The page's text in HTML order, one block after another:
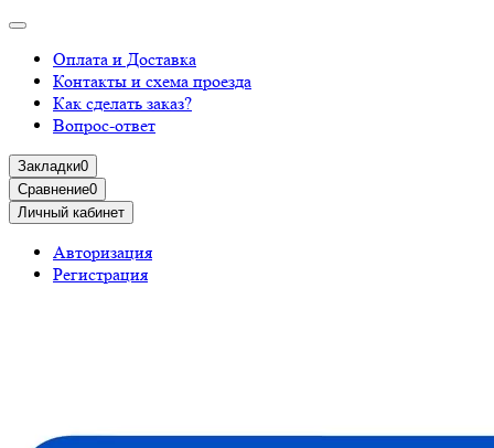
Оплата и Доставка
Контакты и схема проезда
Как сделать заказ?
Вопрос-ответ
Закладки0
Сравнение0
Личный кабинет
Авторизация
Регистрация